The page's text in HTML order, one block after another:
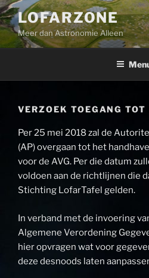
Ga
naar
de
inhoud
LOFARZONE
Meer dan Astronomie Alleen
VERZOEK TOEGANG TOT
Per 25 mei 2018 zal de
(AP) overgaan tot het
voor de AVG. Per die datum
voldoen aan de richtlijnen die
Stichting LofarTafel gelden.
In verband met de invoering
Algemene Verordening
hier opvragen wat voor
deze desnoods laten